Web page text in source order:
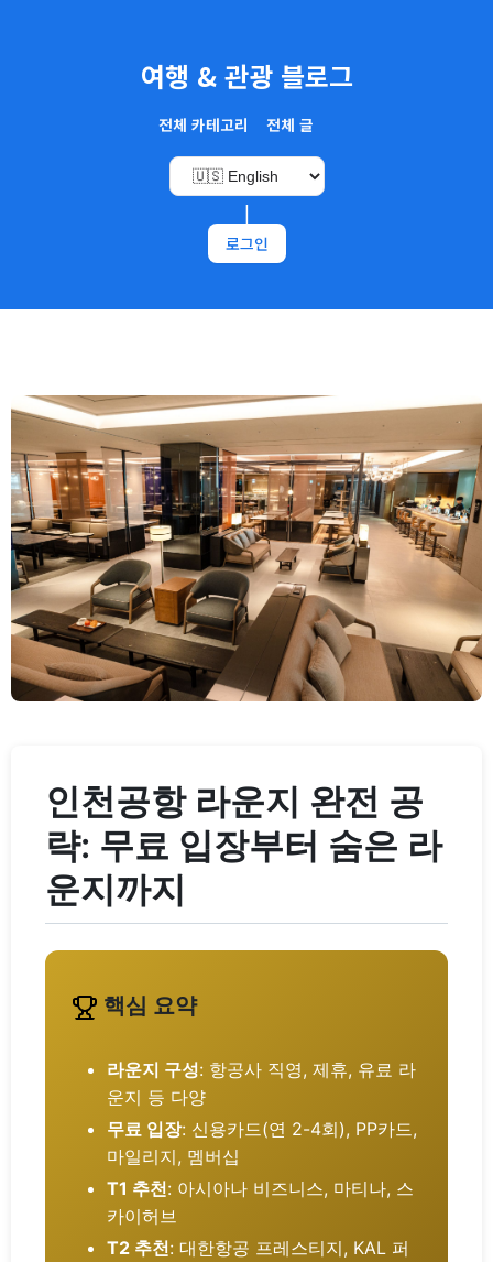
여행 & 관광 블로그
전체 카테고리 전체 글
|
로그인
인천공항 라운지 완전 공
략: 무료 입장부터 숨은 라
운지까지
핵심 요약
라운지 구성: 항공사 직영, 제휴, 유료 라
운지 등 다양
무료 입장: 신용카드(연 2-4회), PP카드,
마일리지, 멤버십
T1 추천: 아시아나 비즈니스, 마티나, 스
카이허브
T2 추천: 대한항공 프레스티지, KAL 퍼